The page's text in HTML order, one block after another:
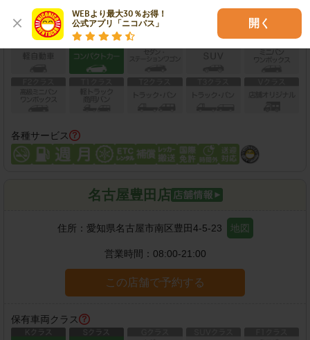
WEBより最大30％お得！
公式アプリ「ニコパス」
開く
保有車両クラス
各種サービス
名古屋豊田店
住所： 愛知県名古屋市南区豊田4-5-23 地図
営業時間： 08:00-21:00
この店舗で予約する
保有車両クラス